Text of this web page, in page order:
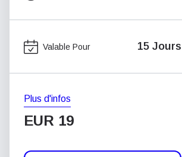
Valable Pour 15 Jours
Plus d'infos
EUR 19